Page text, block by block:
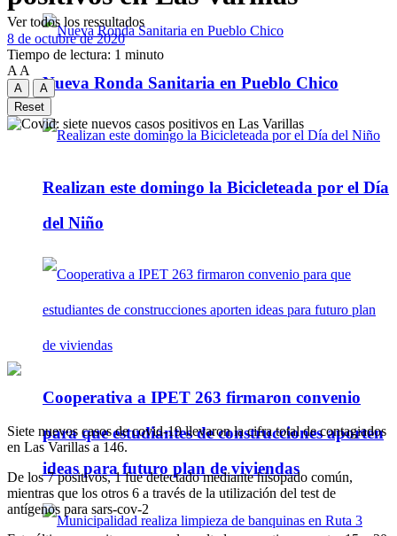
Nueva Ronda Sanitaria en Pueblo Chico
Realizan este domingo la Bicicleteada por el Día
del Niño
Cooperativa a IPET 263 firmaron convenio
para que estudiantes de construcciones aporten
ideas para futuro plan de viviendas
Ver todos los ressultados
8 de octubre de 2020
Tiempo de lectura: 1 minuto
A A
A
A
Reset
Siete nuevos casos de covid-19 llevaron la cifra total de contagiados
en Las Varillas a 146.
De los 7 positivos, 1 fue detectado mediante hisopado común,
mientras que los otros 6 a través de la utilización del test de
antígenos para sars-cov-2